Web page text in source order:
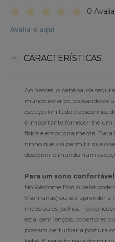
0
Avalia-o aqui
CARACTERÍSTICAS
Ao nascer, o bebé sai da
mundo exterior, passando de
espaço ilimitado e
é importante fornecer-lhe um
física e emocionalmente. Para
ninho que vai permitir que o
descobrir o mundo num
Para um sono
No Welcome Pod o bebé pode
9 semanas) ou até aprender a
mãos ou os joelhos. Foi
está, sem lençóis, cobertores
possam perturbar a postura